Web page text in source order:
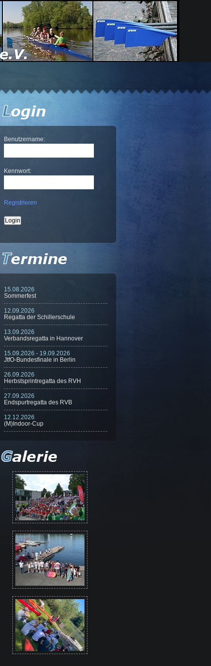
Benutzername:
Kennwort:
Registrieren
15.08.2026
Sommerfest
12.09.2026
Regatta der Schillerschule
13.09.2026
Verbandsregatta in Hannover
15.09.2026 - 19.09.2026
JtfO-Bundesfinale in Berlin
26.09.2026
Herbstsprintregatta des RVH
27.09.2026
Endspurtregatta des RVB
12.12.2026
(M)Indoor-Cup